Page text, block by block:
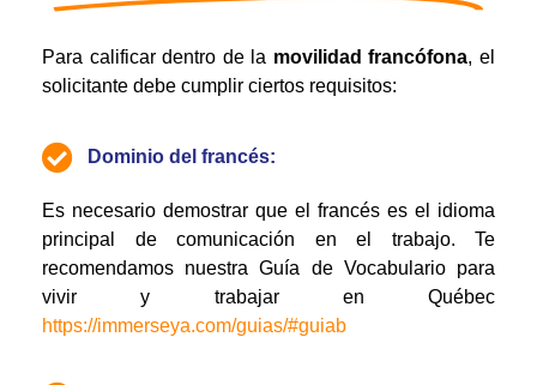
Para calificar dentro de la movilidad francófona, el
solicitante debe cumplir ciertos requisitos:
Dominio del francés:
Es necesario demostrar que el francés es el idioma
principal de comunicación en el trabajo. Te
recomendamos nuestraGuía de Vocabulario para
vivir y trabajar en Québec
https://immerseya.com/guias/#guiab